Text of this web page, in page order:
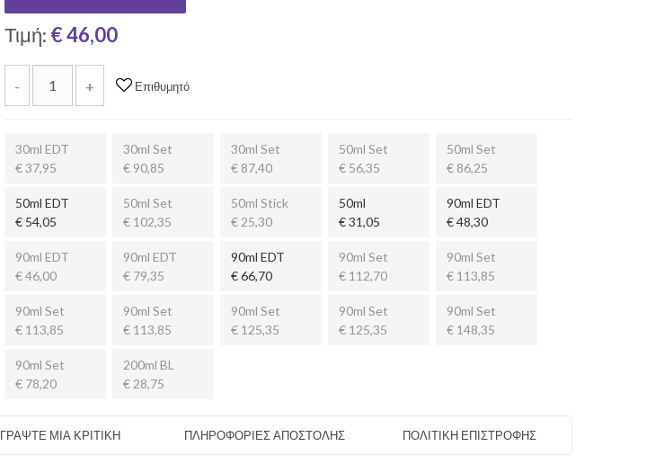
Τιμή: € 46,00
- + Επιθυμητό
30ml EDT
€ 37,95
30ml Set
€ 90,85
30ml Set
€ 87,40
50ml Set
€ 56,35
50ml Set
€ 86,25
50ml EDT
€ 54,05
50ml Set
€ 102,35
50ml Stick
€ 25,30
50ml
€ 31,05
90ml EDT
€ 48,30
90ml EDT
€ 46,00
90ml EDT
€ 79,35
90ml EDT
€ 66,70
90ml Set
€ 112,70
90ml Set
€ 113,85
90ml Set
€ 113,85
90ml Set
€ 113,85
90ml Set
€ 125,35
90ml Set
€ 125,35
90ml Set
€ 148,35
90ml Set
€ 78,20
200ml BL
€ 28,75
ΓΡΑΨΤΕ ΜΙΑ ΚΡΙΤΙΚΗ ΠΛΗΡΟΦΟΡΙΕΣ ΑΠΟΣΤΟΛΗΣ ΠΟΛΙΤΙΚΗ ΕΠΙΣΤΡΟΦΗΣ